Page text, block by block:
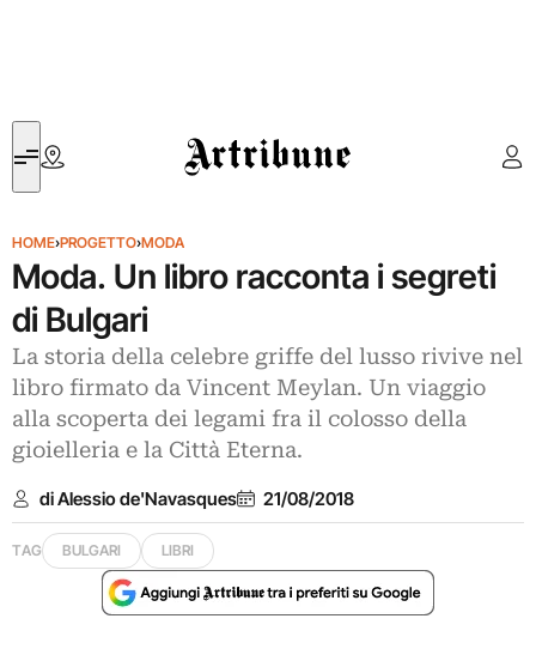
Artribune
HOME›PROGETTO›MODA
Moda. Un libro racconta i segreti
di Bulgari
La storia della celebre griffe del lusso rivive nel
libro firmato da Vincent Meylan. Un viaggio
alla scoperta dei legami fra il colosso della
gioielleria e la Città Eterna.
di Alessio de'Navasques 21/08/2018
TAG BULGARI LIBRI